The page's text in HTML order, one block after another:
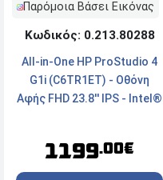
Παρόμοια Βάσει Εικόνας
Κωδικός: 0.213.80288
All-in-One HP ProStudio 4
G1i (C6TR1ET) - Οθόνη
Αφής FHD 23.8'' IPS - Intel®
Windows 11 Pro
1199.00€